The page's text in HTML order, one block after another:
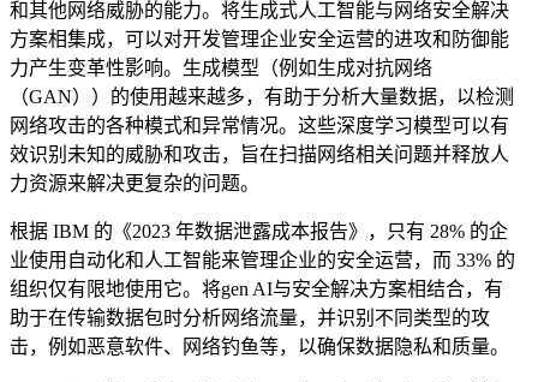
和其他网络威胁的能力。将生成式人工智能与网络安全解决
方案相集成，可以对开发管理企业安全运营的进攻和防御能
力产生变革性影响。生成模型（例如生成对抗网络
（GAN））的使用越来越多，有助于分析大量数据，以检测
网络攻击的各种模式和异常情况。这些深度学习模型可以有
效识别未知的威胁和攻击，旨在扫描网络相关问题并释放人
力资源来解决更复杂的问题。
根据 IBM 的《2023 年数据泄露成本报告》，只有 28% 的企
业使用自动化和人工智能来管理企业的安全运营，而 33% 的
组织仅有限地使用它。将gen AI与安全解决方案相结合，有
助于在传输数据包时分析网络流量，并识别不同类型的攻
击，例如恶意软件、网络钓鱼等，以确保数据隐私和质量。